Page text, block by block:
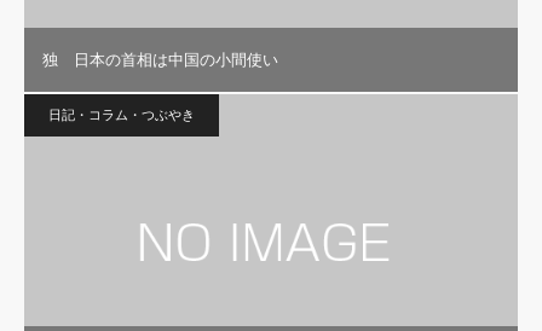
独 日本の首相は中国の小間使い
日記・コラム・つぶやき